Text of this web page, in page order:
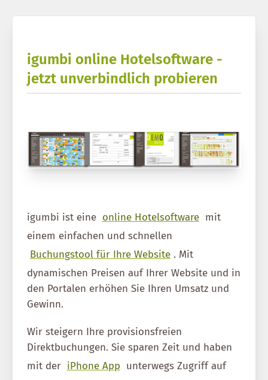
igumbi online Hotelsoftware -
jetzt unverbindlich probieren
igumbi ist eine online Hotelsoftware mit
einem einfachen und schnellen
Buchungstool für Ihre Website . Mit
dynamischen Preisen auf Ihrer Website und in
den Portalen erhöhen Sie Ihren Umsatz und
Gewinn.
Wir steigern Ihre provisionsfreien
Direktbuchungen. Sie sparen Zeit und haben
mit der iPhone App unterwegs Zugriff auf